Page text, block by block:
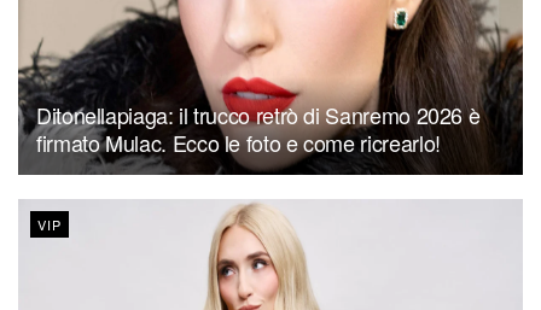
Ditonellapiaga: il trucco retrò di Sanremo 2026 è
firmato Mulac. Ecco le foto e come ricrearlo!
VIP